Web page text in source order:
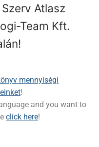
Atlasz
Team Kft.
mennyiségi
!
and you want to
click here!